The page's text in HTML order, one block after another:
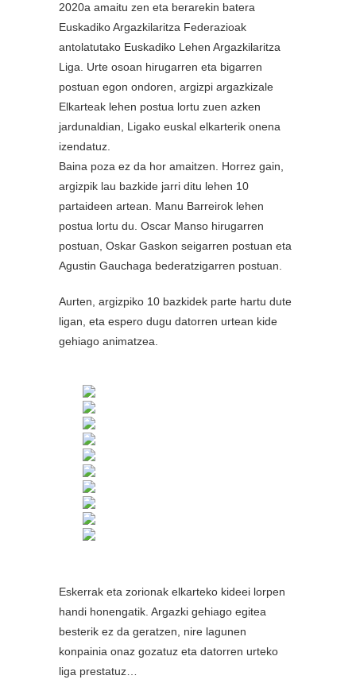
2020a amaitu zen eta berarekin batera
Euskadiko Argazkilaritza Federazioak
antolatutako Euskadiko Lehen Argazkilaritza
Liga. Urte osoan hirugarren eta bigarren
postuan egon ondoren, argizpi argazkizale
Elkarteak lehen postua lortu zuen azken
jardunaldian, Ligako euskal elkarterik onena
izendatuz.
Baina poza ez da hor amaitzen. Horrez gain,
argizpik lau bazkide jarri ditu lehen 10
partaideen artean. Manu Barreirok lehen
postua lortu du. Oscar Manso hirugarren
postuan, Oskar Gaskon seigarren postuan eta
Agustin Gauchaga bederatzigarren postuan.
Aurten, argizpiko 10 bazkidek parte hartu dute
ligan, eta espero dugu datorren urtean kide
gehiago animatzea.
Eskerrak eta zorionak elkarteko kideei lorpen
handi honengatik. Argazki gehiago egitea
besterik ez da geratzen, nire lagunen
konpainia onaz gozatuz eta datorren urteko
liga prestatuz…